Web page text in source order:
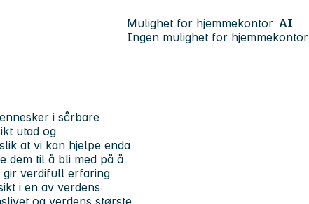
Mulighet for hjemmekontor AI
Ingen mulighet for hjemmekontor
i sårbare
utad og
at vi kan hjelpe enda
dem til å bli med på å
verdifull erfaring
i en av verdens